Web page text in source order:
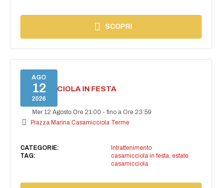
SCOPRI
AGO
12
2026
CASAMICCIOLA IN FESTA
Mer 12 Agosto Ore 21:00 -fino a Ore 23:59
Piazza Marina Casamicciola Terme
CATEGORIE:
Intrattenimento
TAG:
casamicciola in festa estate
casamicciola